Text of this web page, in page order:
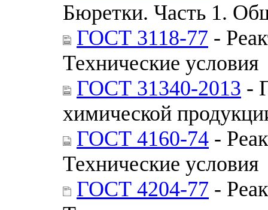
Бюретки. Часть 1.
ГОСТ 3118-77 -
Технические условия
ГОСТ 31340-2013 -
химической
ГОСТ 4160-74 -
Технические условия
ГОСТ 4204-77 -